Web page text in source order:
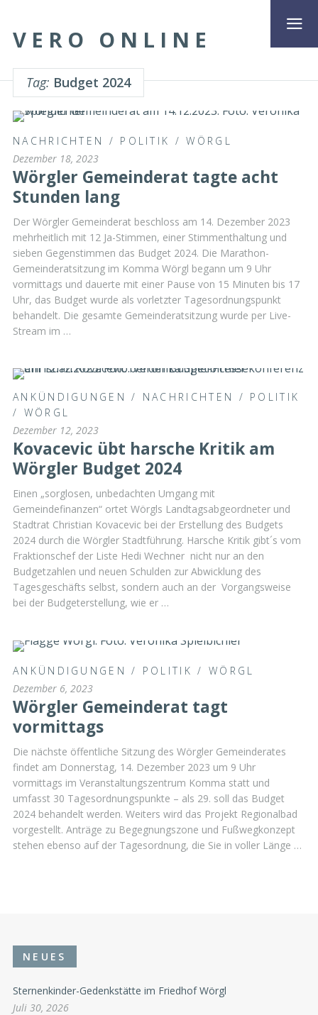
VERO ONLINE
Tag: Budget 2024
NACHRICHTEN / POLITIK /WÖRGL
Dezember 18, 2023
Wörgler Gemeinderat tagte acht
Stunden lang
Der Wörgler Gemeinderat beschloss am 14. Dezember 2023
mehrheitlich mit 12 Ja-Stimmen, einer Stimmenthaltung und
sieben Gegenstimmen das Budget 2024. Die Marathon-
Gemeinderatsitzung im Komma Wörgl begann um 9 Uhr
vormittags und dauerte mit einer Pause von 15 Minuten bis 17
Uhr, das Budget wurde als vorletzter Tagesordnungspunkt
behandelt. Die gesamte Gemeinderatsitzung wurde per Live-
Stream im …
ANKÜNDIGUNGEN / NACHRICHTEN / POLITIK
/ WÖRGL
Dezember 12, 2023
Kovacevic übt harsche Kritik am
Wörgler Budget 2024
Einen „sorglosen, unbedachten Umgang mit
Gemeindefinanzen“ ortet Wörgls Landtagsabgeordneter und
Stadtrat Christian Kovacevic bei der Erstellung des Budgets
2024 durch die Wörgler Stadtführung. Harsche Kritik gibt´s vom
Fraktionschef der Liste Hedi Wechner nicht nur an den
Budgetzahlen und neuen Schulden zur Abwicklung des
Tagesgeschäfts selbst, sondern auch an der Vorgangsweise
bei der Budgeterstellung, wie er …
ANKÜNDIGUNGEN / POLITIK / WÖRGL
Dezember 6, 2023
Wörgler Gemeinderat tagt
vormittags
Die nächste öffentliche Sitzung des Wörgler Gemeinderates
findet am Donnerstag, 14. Dezember 2023 um 9 Uhr
vormittags im Veranstaltungszentrum Komma statt und
umfasst 30 Tagesordnungspunkte – als 29. soll das Budget
2024 behandelt werden. Weiters wird das Projekt Regionalbad
vorgestellt. Anträge zu Begegnungszone und Fußwegkonzept
stehen ebenso auf der Tagesordnung, die Sie in voller Länge …
NEUES
Sternenkinder-Gedenkstätte im Friedhof Wörgl
Juli 30, 2026